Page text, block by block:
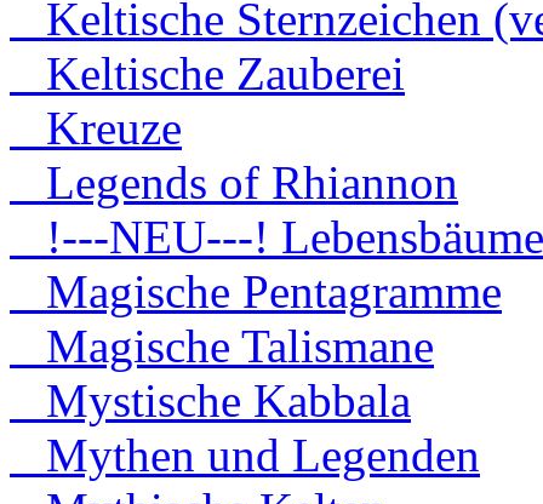
Keltische Sternzeichen
Keltische Zauberei
Kreuze
Legends of Rhiannon
!---NEU---! Lebensbäume
Magische Pentagramme
Magische Talismane
Mystische Kabbala
Mythen und Legenden